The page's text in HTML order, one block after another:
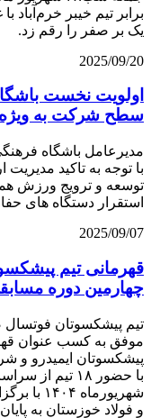
برابر تیم خیبر
یک بر صفر را رقم زد.
2025/09/20
اولویت نخست
سطح شرکت به
مدیرعامل باشگاه
با توجه به تاکید
توسعه و ترویج ورزش
استقرار دستگاه های
2025/09/07
قهرمانی تیم
چهارمین دوره
تیم پیشکسوتان فوتسال
موفق به کسب عنوان
پیشکسوتان ایمیدرو و
و فولاد خوزستان به